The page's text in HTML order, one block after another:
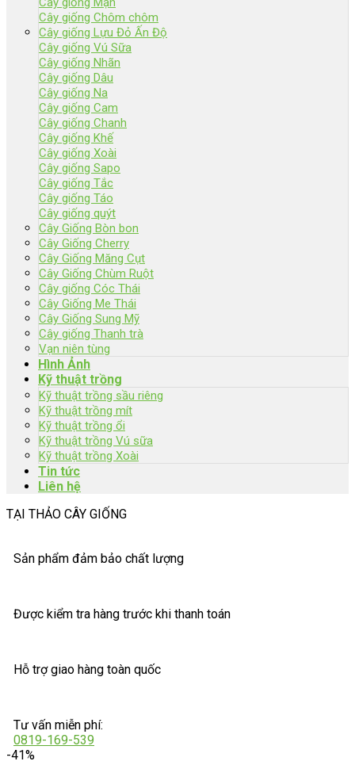
Cây giống Chôm chôm
Cây giống Lựu Đỏ Ấn Độ
Cây giống Vú Sữa
Cây giống Nhãn
Cây giống Dâu
Cây giống Na
Cây giống Cam
Cây giống Chanh
Cây giống Khế
Cây giống Xoài
Cây giống Sapo
Cây giống Tắc
Cây giống Táo
Cây giống quýt
Cây Giống Bòn bon
Cây Giống Cherry
Cây Giống Măng Cụt
Cây Giống Chùm Ruột
Cây giống Cóc Thái
Cây Giống Me Thái
Cây Giống Sung Mỹ
Cây giống Thanh trà
Vạn niên tùng
Hình Ảnh
Kỹ thuật trồng
Kỹ thuật trồng sầu riêng
Kỹ thuật trồng mít
Kỹ thuật trồng ổi
Kỹ thuật trồng Vú sữa
Kỹ thuật trồng Xoài
Tin tức
Liên hệ
TẠI THẢO CÂY GIỐNG
Sản phẩm đảm bảo chất lượng
Được kiểm tra hàng trước khi thanh toán
Hỗ trợ giao hàng toàn quốc
Tư vấn miễn phí:
0819-169-539
-41%